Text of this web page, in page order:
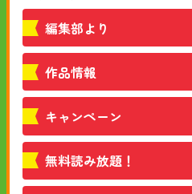
編集部より
作品情報
キャンペーン
無料読み放題！